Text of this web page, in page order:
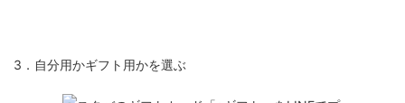
3．自分用かギフト用かを選ぶ